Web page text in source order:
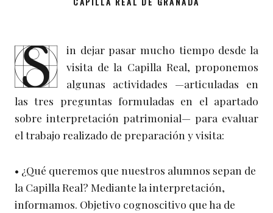
S
in dejar pasar mucho tiempo desde la
visita de la Capilla Real, proponemos
algunas actividades —articuladas en
las tres preguntas formuladas en el apartado
sobre interpretación patrimonial— para evaluar
el trabajo realizado de preparación y visita:
• ¿Qué queremos que nuestros alumnos sepan de
la Capilla Real? Mediante la interpretación,
informamos. Objetivo cognoscitivo que ha de